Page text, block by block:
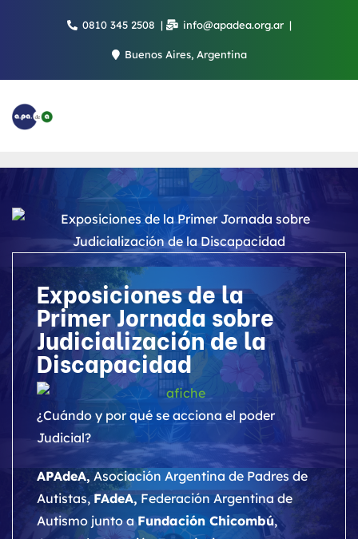
0810 345 2508 info@apadea.org.ar
Buenos Aires, Argentina
Exposiciones de la
Primer Jornada sobre
Judicialización de la
Discapacidad
¿Cuándo y por qué se acciona el poder
Judicial?
APAdeA, Asociación Argentina de Padres de
Autistas,FAdeA,Federación Argentina de
Autismo junto aFundación Chicombú,